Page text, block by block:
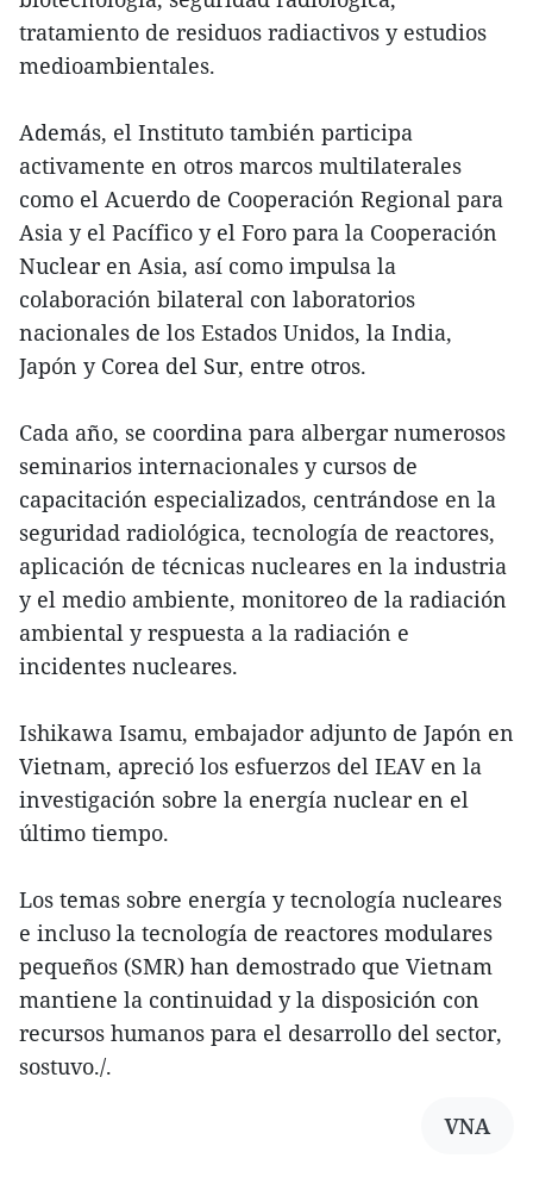
tratamiento de residuos radiactivos y estudios
medioambientales.
Además, el Instituto también participa
activamente en otros marcos multilaterales
como el Acuerdo de Cooperación Regional para
Asia y el Pacífico y el Foro para la Cooperación
Nuclear en Asia, así como impulsa la
colaboración bilateral con laboratorios
nacionales de los Estados Unidos, la India,
Japón y Corea del Sur, entre otros.
Cada año, se coordina para albergar numerosos
seminarios internacionales y cursos de
capacitación especializados, centrándose en la
seguridad radiológica, tecnología de reactores,
aplicación de técnicas nucleares en la industria
y el medio ambiente, monitoreo de la radiación
ambiental y respuesta a la radiación e
incidentes nucleares.
Ishikawa Isamu, embajador adjunto de Japón en
Vietnam, apreció los esfuerzos del IEAV en la
investigación sobre la energía nuclear en el
último tiempo.
Los temas sobre energía y tecnología nucleares
e incluso la tecnología de reactores modulares
pequeños (SMR) han demostrado que Vietnam
mantiene la continuidad y la disposición con
recursos humanos para el desarrollo del sector,
sostuvo./.
VNA